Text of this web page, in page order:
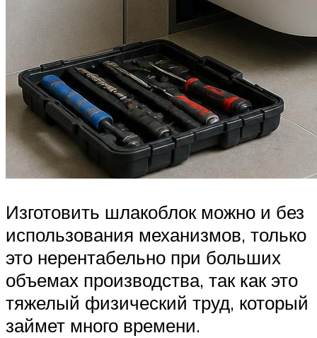
Изготовить шлакоблок можно и без
использования механизмов, только
это нерентабельно при больших
объемах производства, так как это
тяжелый физический труд, который
займет много времени.